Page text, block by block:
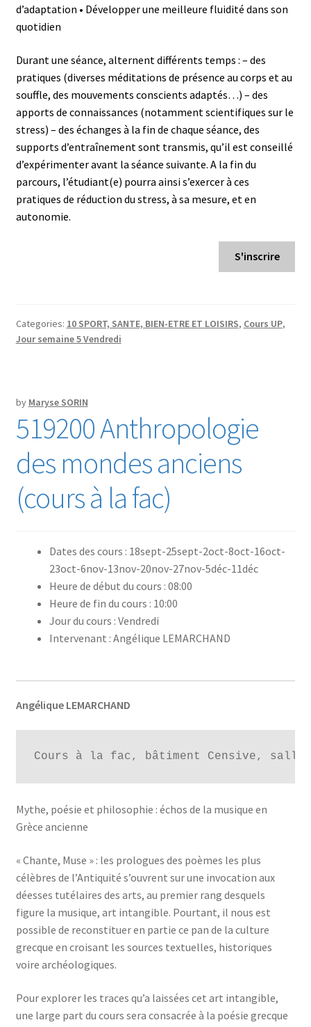
d’adaptation • Développer une meilleure fluidité dans son
quotidien
Durant une séance, alternent différents temps : – des
pratiques (diverses méditations de présence au corps et au
souffle, des mouvements conscients adaptés…) – des
apports de connaissances (notamment scientifiques sur le
stress) – des échanges à la fin de chaque séance, des
supports d’entraînement sont transmis, qu’il est conseillé
d’expérimenter avant la séance suivante. A la fin du
parcours, l’étudiant(e) pourra ainsi s’exercer à ces
pratiques de réduction du stress, à sa mesure, et en
autonomie.
S'inscrire
Categories: 10 SPORT, SANTE, BIEN-ETRE ET LOISIRS, Cours UP,
Jour semaine 5 Vendredi
by Maryse SORIN
519200 Anthropologie
des mondes anciens
(cours à la fac)
Dates des cours : 18sept-25sept-2oct-8oct-16oct-
23oct-6nov-13nov-20nov-27nov-5déc-11déc
Heure de début du cours : 08:00
Heure de fin du cours : 10:00
Jour du cours : Vendredi
Intervenant : Angélique LEMARCHAND
Angélique LEMARCHAND
Cours à la fac, bâtiment Censive, salle
Mythe, poésie et philosophie : échos de la musique en
Grèce ancienne
« Chante, Muse » : les prologues des poèmes les plus
célèbres de l’Antiquité s’ouvrent sur une invocation aux
déesses tutélaires des arts, au premier rang desquels
figure la musique, art intangible. Pourtant, il nous est
possible de reconstituer en partie ce pan de la culture
grecque en croisant les sources textuelles, historiques
voire archéologiques.
Pour explorer les traces qu’a laissées cet art intangible,
une large part du cours sera consacrée à la poésie grecque